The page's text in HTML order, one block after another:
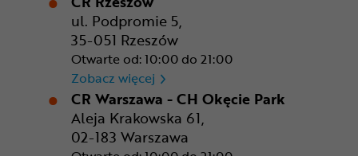
ul. Podpromie 5,
35-051 Rzeszów
Otwarte od: 10:00 do 21:00
Zobacz więcej CR Rzeszów
CR Warszawa - CH Okęcie Park
Aleja Krakowska 61,
02-183 Warszawa